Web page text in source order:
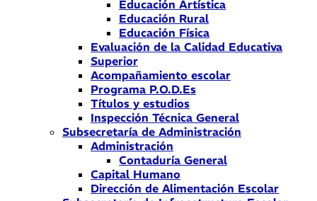
Educación Artística
Educación Rural
Educación Física
Evaluación de la Calidad Educativa
Superior
Acompañamiento escolar
Programa P.O.D.Es
Títulos y estudios
Inspección Técnica General
Subsecretaría de Administración
Administración
Contaduría General
Capital Humano
Dirección de Alimentación Escolar